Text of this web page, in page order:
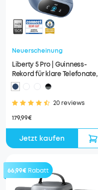
Neuerscheinung
Liberty 5 Pro | Guinness-
Rekord für klare Telefonate,
360° ANC 4.0, Dolby Atmos
20 reviews
179,99€
Jetzt kaufen
66,99€ Rabatt